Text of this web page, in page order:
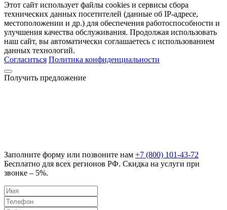
Этот сайт использует файлы cookies и сервисы сбора
технических данных посетителей (данные об IP-адресе,
местоположении и др.) для обеспечения работоспособности и
улучшения качества обслуживания. Продолжая использовать
наш сайт, вы автоматически соглашаетесь с использованием
данных технологий.
Согласиться Политика конфиденциальности
Получить предложение
Заполните форму или позвоните нам +7 (800) 101-43-72
Бесплатно для всех регионов РФ. Скидка на услуги при
звонке – 5%.